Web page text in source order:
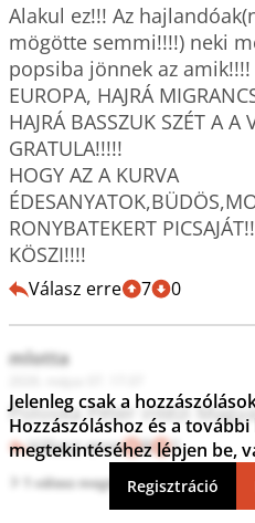
Alakul ez!!! Az
mögötte semmi!!!!) neki
popsiba jönnek az amik!!!!
EUROPA, HAJRÁ
HAJRÁ BASSZUK SZÉT A A
GRATULA!!!!!
HOGY AZ A KURVA
RONYBATEKERT
KÖSZI!!!!
Válasz erre 7 0
mlotta
Poloska Péter intézi
Válasz erre 8 1
1 válasz megtekintése
Jelenleg csak a
Hozzászóláshoz és a
megtekintéséhez lépjen be,
Regisztráció